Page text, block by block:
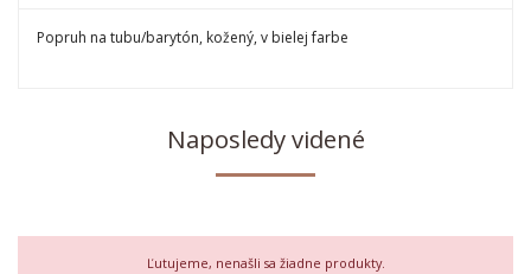
Popruh na tubu/barytón, kožený, v bielej farbe
Naposledy videné
Ľutujeme, nenašli sa žiadne produkty.